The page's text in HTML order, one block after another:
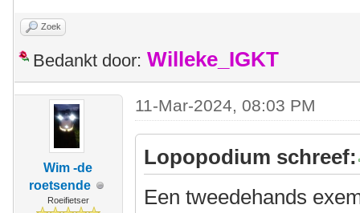
Zoek
Bedankt door: Willeke_IGKT
Wim -de
roetsende
Roeifietser
11-Mar-2024, 08:03 PM
Lopopodium schreef:
Een tweedehands